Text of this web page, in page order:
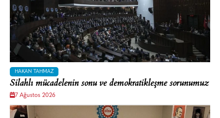
HAKAN TAHMAZ
Silahlı mücadelenin sonu ve demokratikleşme sorunumuz
7 Ağustos 2026